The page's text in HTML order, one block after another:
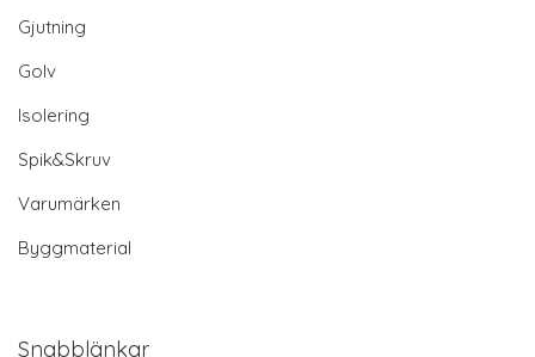
Gjutning
Golv
Isolering
Spik&Skruv
Varumärken
Byggmaterial
Snabblänkar